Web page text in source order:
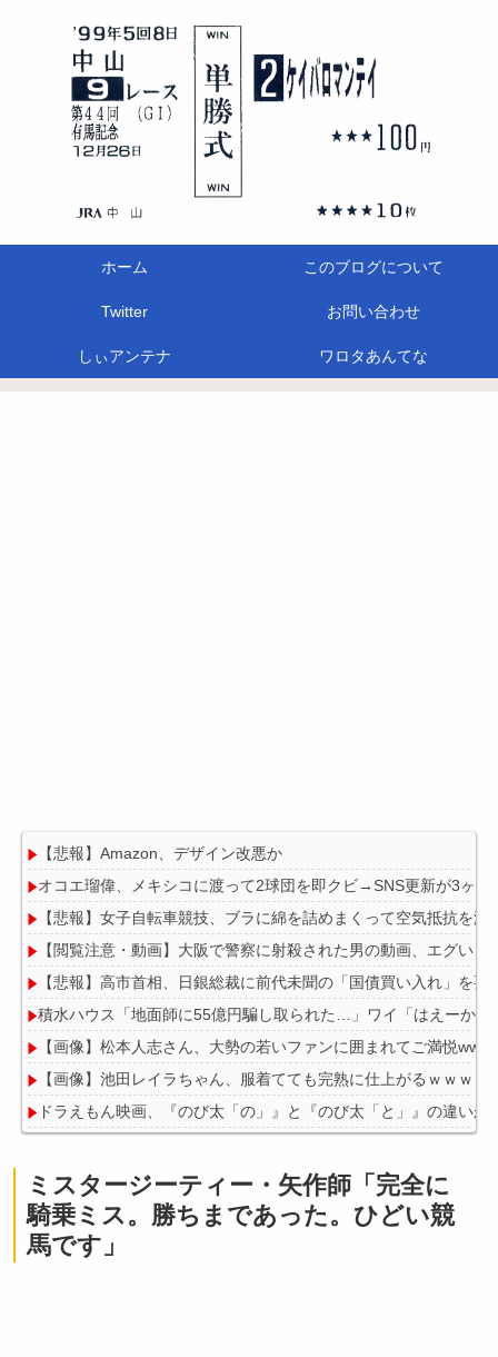
ホーム このブログについて
Twitter お問い合わせ
しぃアンテナ ワロタあんてな
【悲報】Amazon、デザイン改悪か
オコエ瑠偉、メキシコに渡って2球団を即クビ→SNS更新が3ヶ月
【悲報】女子自転車競技、ブラに綿を詰めまくって空気抵抗を
【閲覧注意・動画】大阪で警察に射殺された男の動画、エグい
【悲報】高市首相、日銀総裁に前代未聞の「国債買い入れ」を要
積水ハウス「地面師に55億円騙し取られた…」ワイ「はえーか
【画像】松本人志さん、大勢の若いファンに囲まれてご満悦
【画像】池田レイラちゃん、服着てても完熟に仕上がるｗｗｗｗ
ドラえもん映画、『のび太「の」』と『のび太「と」』の違いが
ミスタージーティー・矢作師「完全に
騎乗ミス。勝ちまであった。ひどい競
馬です」